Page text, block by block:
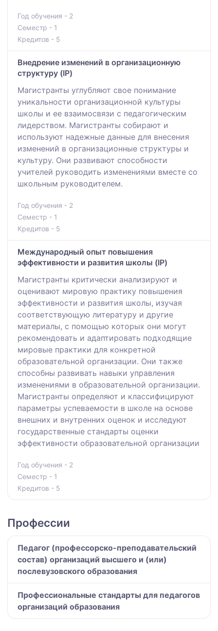
Год обучения - 2
Семестр - 1
Кредитов - 5
Внедрение изменений в организационную
структуру (IP)
Магистранты углубляют свое понимание
уникальности организационной культуры
школы и ее взаимосвязи с педагогическим
лидерством. Магистранты собирают и
используют надежные данные для внесения
изменений в организационные структуры и
культуру. Они развивают способности
учителей руководить изменениями вместе со
школьным руководителем.
Год обучения - 2
Семестр - 1
Кредитов - 5
Международный опыт повышения
эффективности и развития школы (IP)
Магистранты критически анализируют и
оценивают мировую практику повышения
эффективности и развития школы, изучая
соответствующую литературу и другие
материалы, с помощью которых они могут
рекомендовать и адаптировать подходящие
мировые практики для конкретной
образовательной организации. Они также
способны развивать навыки управления
изменениями в образовательной организации.
Магистранты определяют и классифицируют
параметры успеваемости в школе на основе
внешних и внутренних оценок и исследуют
государственные стандарты оценки
эффективности образовательной организации
Год обучения - 2
Семестр - 1
Кредитов - 5
Профессии
Педагог (профессорско-преподавательский
состав) организаций высшего и (или)
послевузовского образования
Профессиональные стандарты для педагогов
организаций образования